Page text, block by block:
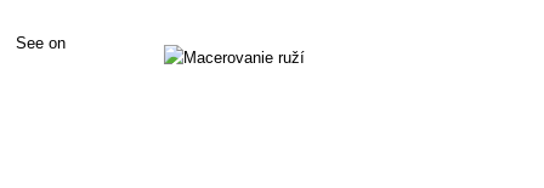
See on